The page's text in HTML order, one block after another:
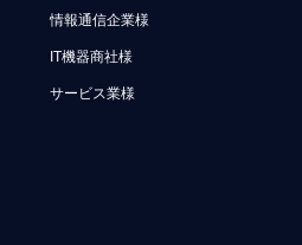
情報通信企業様
IT機器商社様
サービス業様